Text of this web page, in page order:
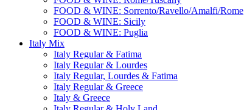
FOOD & WINE: Sorrento/Ravello/Amalfi/Rome
FOOD & WINE: Sicily
FOOD & WINE: Puglia
Italy Mix
Italy Regular & Fatima
Italy Regular & Lourdes
Italy Regular, Lourdes & Fatima
Italy Regular & Greece
Italy & Greece